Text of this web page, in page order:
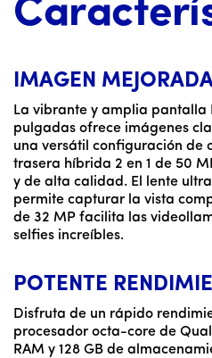
IMAGEN
La vibrante y amplia pantalla
pulgadas ofrece imágenes
una versátil configuración de
trasera híbrida 2 en 1 de 50
y de alta calidad. El lente
permite capturar la vista
de 32 MP facilita las
selfies increíbles.
POTENTE
Disfruta de un rápido
procesador octa-core de
RAM y 128 GB de